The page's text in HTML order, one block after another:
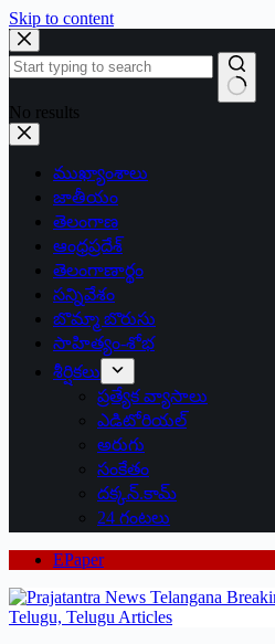
Skip to content
No results
ముఖ్యాంశాలు
జాతీయం
తెలంగాణ
ఆంధ్రప్రదేశ్
తెలంగాణార్థం
సన్నివేశం
బొమ్మా బొరుసు
సాహిత్యం-శోభ
శీర్షికలు
ప్రత్యేక వ్యాసాలు
ఎడిటోరియల్
అరుగు
సంకేతం
దక్కన్.కామ్
24 గంటలు
EPaper